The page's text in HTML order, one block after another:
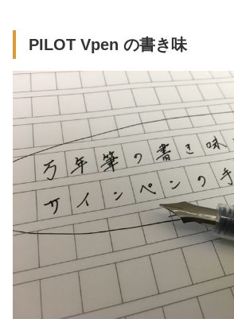
PILOT Vpen の書き味